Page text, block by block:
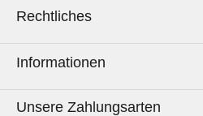
Rechtliches
Informationen
Unsere Zahlungsarten